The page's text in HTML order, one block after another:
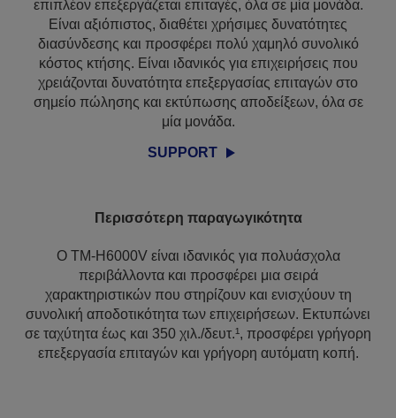
επιπλέον επεξεργάζεται επιταγές, όλα σε μία μονάδα.
Είναι αξιόπιστος, διαθέτει χρήσιμες δυνατότητες
διασύνδεσης και προσφέρει πολύ χαμηλό συνολικό
κόστος κτήσης. Είναι ιδανικός για επιχειρήσεις που
χρειάζονται δυνατότητα επεξεργασίας επιταγών στο
σημείο πώλησης και εκτύπωσης αποδείξεων, όλα σε
μία μονάδα.
SUPPORT
Περισσότερη παραγωγικότητα
Ο TM-H6000V είναι ιδανικός για πολυάσχολα
περιβάλλοντα και προσφέρει μια σειρά
χαρακτηριστικών που στηρίζουν και ενισχύουν τη
συνολική αποδοτικότητα των επιχειρήσεων. Εκτυπώνει
σε ταχύτητα έως και 350 χιλ./δευτ.¹, προσφέρει γρήγορη
επεξεργασία επιταγών και γρήγορη αυτόματη κοπή.